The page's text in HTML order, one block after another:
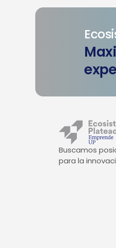
Buscamos
para la